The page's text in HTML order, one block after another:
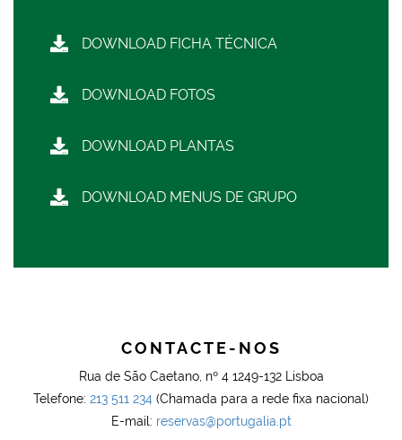
DOWNLOAD FICHA TÉCNICA
DOWNLOAD FOTOS
DOWNLOAD PLANTAS
DOWNLOAD MENUS DE GRUPO
CONTACTE-NOS
Rua de São Caetano, nº 4 1249-132 Lisboa
Telefone: 213 511 234 (Chamada para a rede fixa nacional)
E-mail: reservas@portugalia.pt